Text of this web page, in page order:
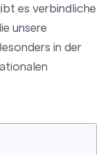
es verbindliche
unsere
in der